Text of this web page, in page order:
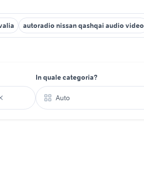
autoradio nissan qashqai audio video
In quale categoria?
Auto